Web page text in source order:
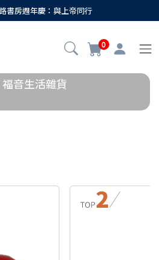
書房週年慶：與上帝同行
0
福音生活雜貨